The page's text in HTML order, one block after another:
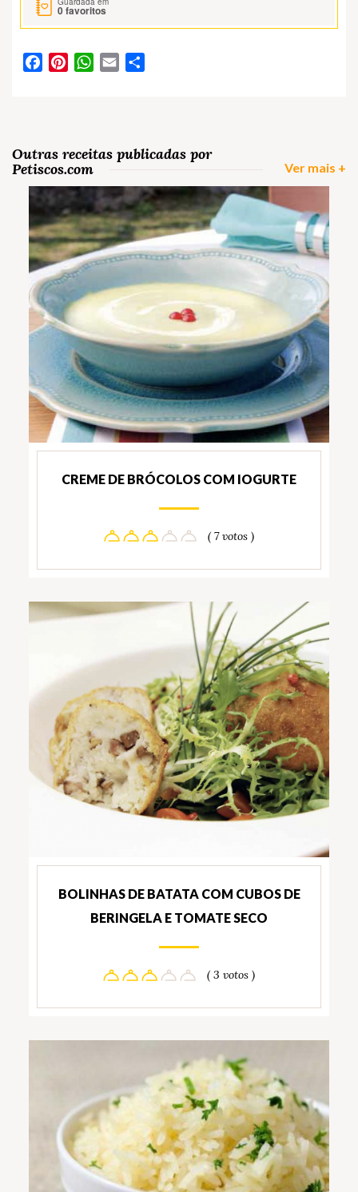
0favoritos
FacebookPinterestWhatsApp
Email
Outras receitas publicadas por
Petiscos.com
Ver mais +
CREME DE BRÓCOLOS COM IOGURTE
( 7 votos )
BOLINHAS DE BATATA COM CUBOS DE
BERINGELA E TOMATE SECO
( 3 votos )